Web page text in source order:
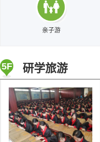
亲子游
5F 研学旅游